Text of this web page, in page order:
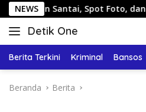
Langsung
ke
konten
NEWSSpot Foto, dan
Detik One
Tajam
Fakta
Berita Terkini Kriminal Bansos
Beranda Berita